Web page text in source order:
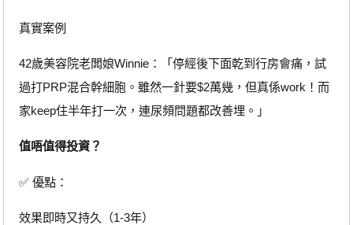
真實案例
42歲美容院老闆娘Winnie：「停經後下面乾到行房會痛，試
過打PRP混合幹細胞。雖然一針要$2萬幾，但真係work！而
家keep住半年打一次，連尿頻問題都改善埋。」
值唔值得投資？
✅ 優點：
效果即時又持久（1-3年）